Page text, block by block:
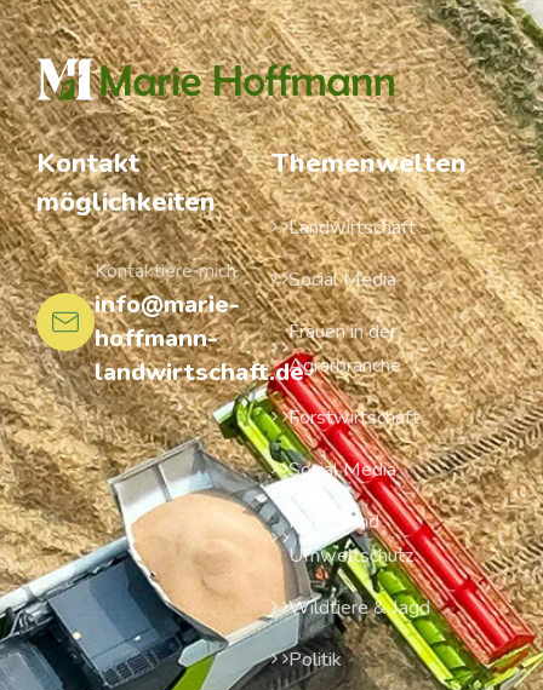
Kontakt
möglichkeiten
info@marie-
hoffmann-
landwirtschaft.de
Kontaktiere mich
Themenwelten
Landwirtschaft
Social Media
Frauen in der
Agrarbranche
Forstwirtschaft
Social Media
Natur- und
Umweltschutz
Wildtiere & Jagd
Politik